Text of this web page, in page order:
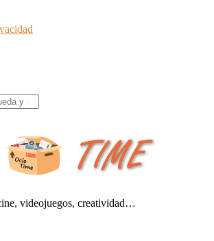
videojuegos, creatividad…